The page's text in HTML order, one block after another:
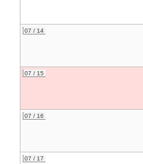
07 / 14
07 / 15
07 / 16
07 / 17